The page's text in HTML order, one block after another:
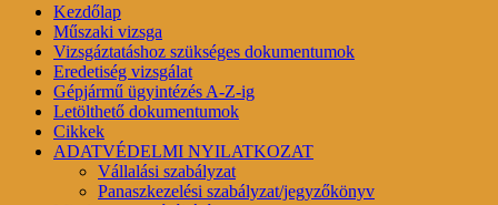
Kezdőlap
Műszaki vizsga
Vizsgáztatáshoz szükséges dokumentumok
Eredetiség vizsgálat
Gépjármű ügyintézés A-Z-ig
Letölthető dokumentumok
Cikkek
ADATVÉDELMI NYILATKOZAT
Vállalási szabályzat
Panaszkezelési szabályzat/jegyzőkönyv